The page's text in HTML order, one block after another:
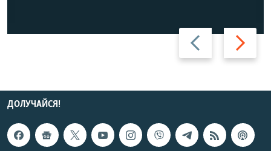
Назад Вперед
ДОЛУЧАЙСЯ!